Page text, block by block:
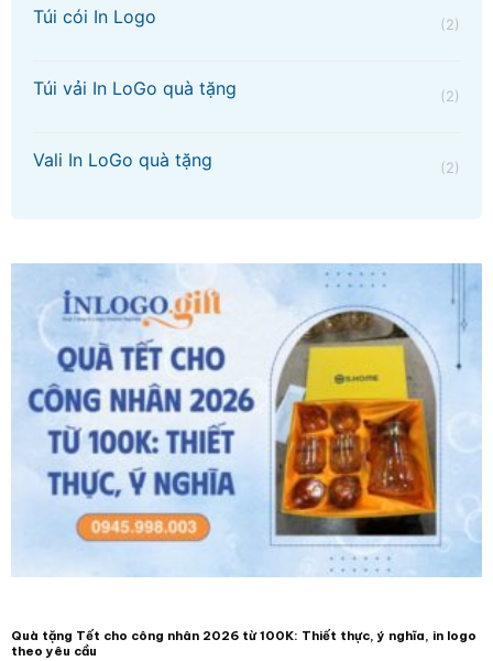
Túi cói In Logo (2)
Túi vải In LoGo quà tặng (2)
Vali In LoGo quà tặng (2)
Quà tặng Tết cho công nhân 2026 từ 100K: Thiết thực, ý nghĩa, in logo
theo yêu cầu